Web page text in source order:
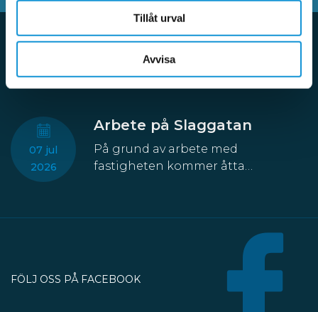
Tillåt urval
Avvisa
Aktuellt
07 jul
2026
Arbete på Slaggatan
På grund av arbete med
fastigheten kommer åtta
nordöstra sidan av Slaggatan
enligt kartbilden här ovan får
fordon inte stannas eller parkeras
under perioden 13 juli till 30
oktober.
FÖLJ OSS PÅ FACEBOOK